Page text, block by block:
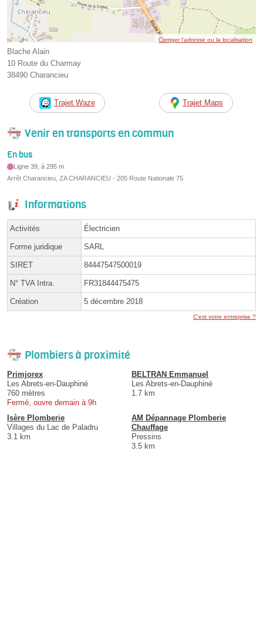
Corriger l’adresse ou la localisation
Blache Alain
10 Route du Charmay
38490 Charancieu
Trajet Waze Trajet Maps
Venir en transports en commun
En bus
Ligne 39, à 295 m
Arrêt Charancieu, ZA CHARANCIEU - 205 Route Nationale 75
Informations
Activités Électricien
Forme juridique SARL
SIRET 84447547500019
N° TVA Intra. FR31844475475
Création 5 décembre 2018
C'est votre entreprise ?
Plombiers à proximité
Primjorex
Les Abrets-en-Dauphiné
760 mètres
Fermé, ouvre demain à 9h
BELTRAN Emmanuel
Les Abrets-en-Dauphiné
1.7 km
Isère Plomberie
Villages du Lac de Paladru
3.1 km
AM Dépannage Plomberie
Chauffage
Pressins
3.5 km